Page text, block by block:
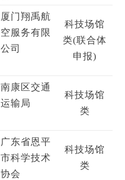
厦门翔禹航
空服务有限
公司
科技场馆
类(联合体
申报)
南康区交通
运输局
科技场馆
类
广东省恩平
市科学技术
协会
科技场馆
类